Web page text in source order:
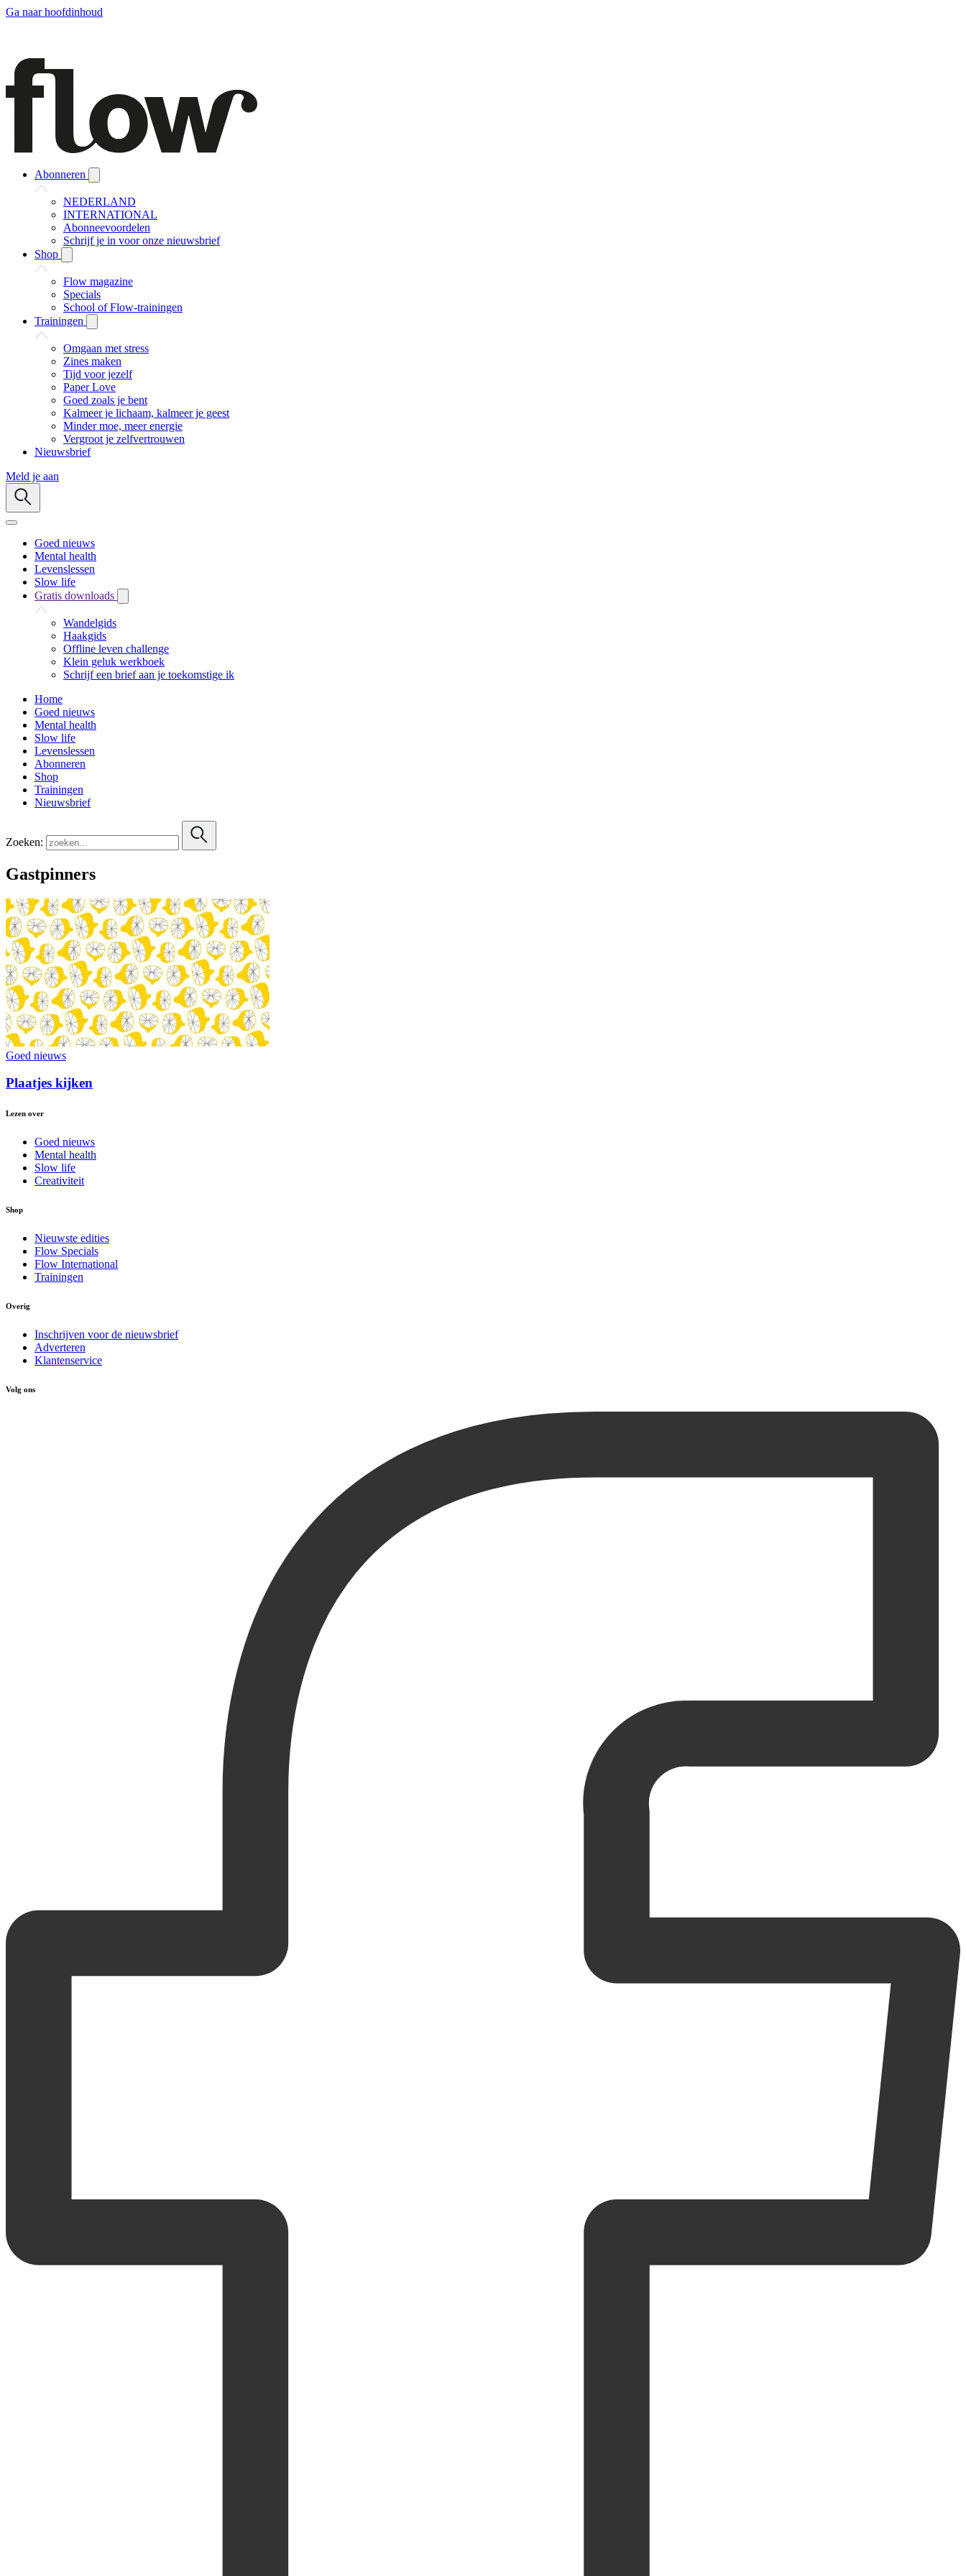
Ga naar hoofdinhoud
Abonneren
NEDERLAND
INTERNATIONAL
Abonneevoordelen
Schrijf je in voor onze nieuwsbrief
Shop
Flow magazine
Specials
School of Flow-trainingen
Trainingen
Omgaan met stress
Zines maken
Tijd voor jezelf
Paper Love
Goed zoals je bent
Kalmeer je lichaam, kalmeer je geest
Minder moe, meer energie
Vergroot je zelfvertrouwen
Nieuwsbrief
Meld je aan
Goed nieuws
Mental health
Levenslessen
Slow life
Gratis downloads
Wandelgids
Haakgids
Offline leven challenge
Klein geluk werkboek
Schrijf een brief aan je toekomstige ik
Home
Goed nieuws
Mental health
Slow life
Levenslessen
Abonneren
Shop
Trainingen
Nieuwsbrief
Zoeken:
Gastpinners
Goed nieuws
Plaatjes kijken
Lezen over
Goed nieuws
Mental health
Slow life
Creativiteit
Shop
Nieuwste edities
Flow Specials
Flow International
Trainingen
Overig
Inschrijven voor de nieuwsbrief
Adverteren
Klantenservice
Volg ons